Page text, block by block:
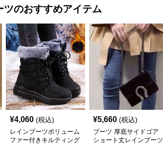
ツのおすすめアイテム
¥4,060 (税込)
レインブーツボリューム
ファー付きキルティング
¥5,660 (税込)
ブーツ 厚底サイドゴア
ショート丈レインブーツ